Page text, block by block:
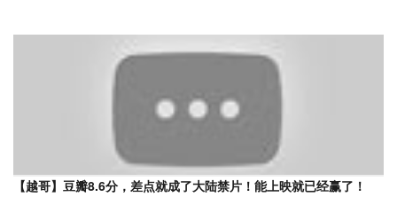
【越哥】豆瓣8.6分，差点就成了大陆禁片！能上映就已经赢了！